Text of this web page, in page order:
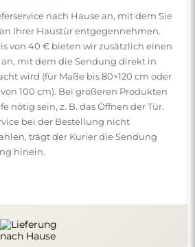
die Nutzung unseres Spiegels
sind, haben wir für Sie
vorbereitet. Darin finden Sie alle
Montage des Spiegels
Tipps zu seiner Pflege, Reinigung
damit Sie sich lange an seinem
und Gebrauchsanleitungen